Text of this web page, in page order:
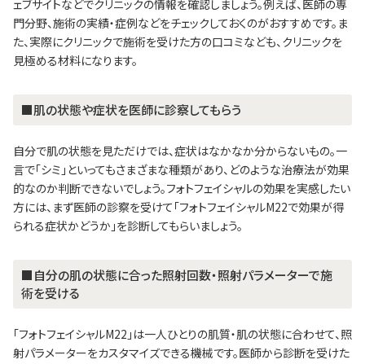
ェブサイトなどでクリニックの情報を確認しましょう。例えば、医師の専
門分野、施術の実績・症例などをチェックしておくのがおすすめです。ま
た、実際にクリニックで施術を受けた方の口コミなども、クリニックを
見極める材料になります。
■肌の状態や症状を医師に診察してもらう
自分で肌の状態を見ただけでは、症状はなかなか分からないもの。一
言で「シミ」といってもさまざまな種類があり、どのような治療法が効果
的なのか判断できないでしょう。フォトフェイシャルの効果を実感したい
方には、まず医師の診察を受けて「フォトフェイシャルM22で効果が得
られる症状かどうか」を診断してもらいましょう。
■自分の肌の状態に合った照射回数・照射パラメーターで施
術を受ける
「フォトフェイシャルM22」は一人ひとりの肌質・肌の状態に合わせて、照
射パラメーターをカスタマイズできる機械です。医師から診断を受けた